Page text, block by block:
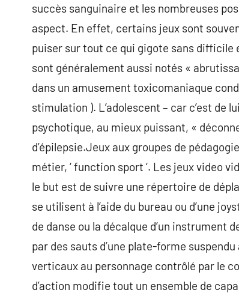
succès sanguinaire et les nombreuses
aspect. En effet, certains jeux sont
puiser sur tout ce qui gigote sans
sont généralement aussi notés «
dans un amusement toxicomaniaque
stimulation ). L’adolescent – car c’est de
psychotique, au mieux puissant, «
d’épilepsie.Jeux aux groupes de
métier, ‘ function sport ‘. Les jeux video
le but est de suivre une répertoire de
se utilisent à l’aide du bureau ou d’une
de danse ou la décalque d’un instrument
par des sauts d’une plate-forme suspendu
verticaux au personnage contrôlé par le
d’action modifie tout un ensemble de